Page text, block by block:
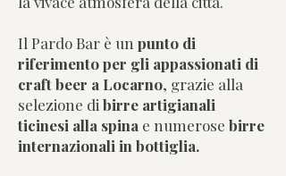
Il Pardo Bar è un punto di
riferimento per gli appassionati di
craft beer a Locarno, grazie alla
selezione di birre artigianali
ticinesi alla spina e numerose birre
internazionali in bottiglia.